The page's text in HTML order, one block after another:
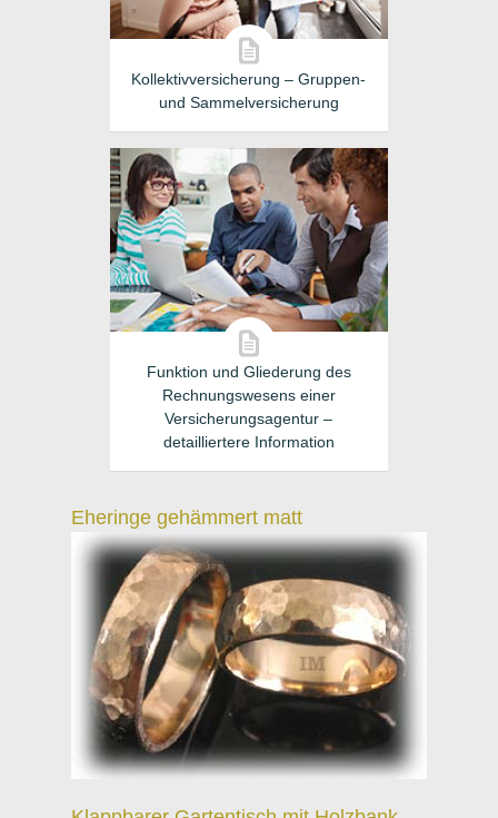
Kollektivversicherung – Gruppen-
und Sammelversicherung
Funktion und Gliederung des
Rechnungswesens einer
Versicherungsagentur –
detailliertere Information
Eheringe gehämmert matt